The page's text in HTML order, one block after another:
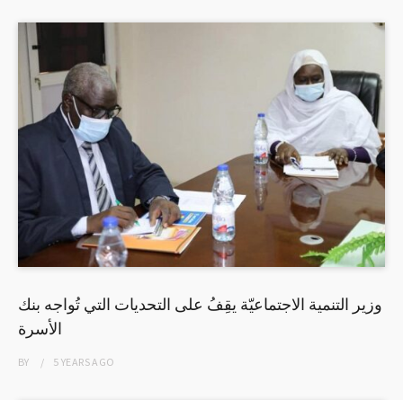
وزير التنمية الاجتماعيّة يقِفُ على التحديات التي تُواجه بنك
الأسرة
BY 5 YEARSAGO